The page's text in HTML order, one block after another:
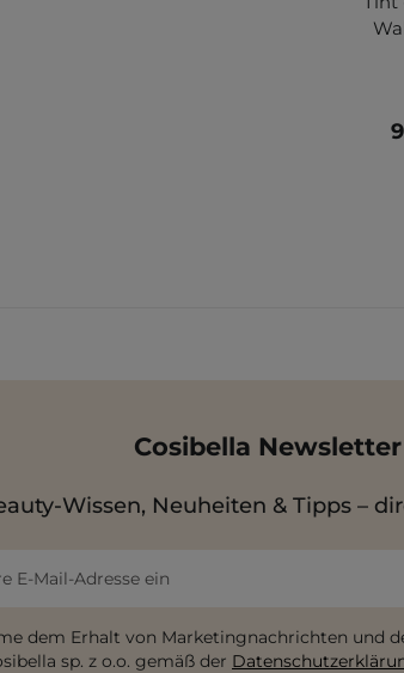
Cosibella Newsletter
Wissen, Neuheiten & Tipps –
E-Mail-Adresse ein
dem Erhalt von Marketingnachrichten und
sp. z o.o. gemäß der